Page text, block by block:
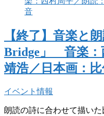
【終了】音楽と
Bridge」 音楽：
靖浩／日本画：
イベント情報
朗読の詩に合わせて描いた